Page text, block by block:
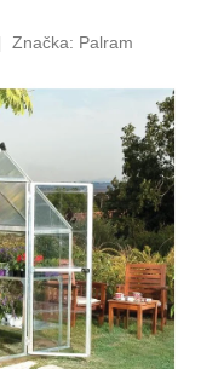
Značka: Palram